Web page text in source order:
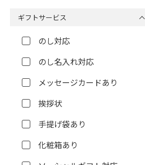
ギフトサービス
のし対応
のし名入れ対応
メッセージカードあり
挨拶状
手提げ袋あり
化粧箱あり